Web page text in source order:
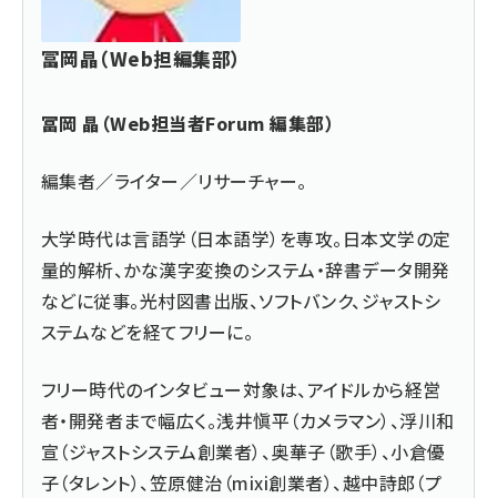
冨岡晶（Web担編集部）
冨岡 晶（Web担当者Forum 編集部）
編集者／ライター／リサーチャー。
大学時代は言語学（日本語学）を専攻。日本文学の定
量的解析、かな漢字変換のシステム・辞書データ開発
などに従事。光村図書出版、ソフトバンク、ジャストシ
ステムなどを経てフリーに。
フリー時代のインタビュー対象は、アイドルから経営
者・開発者まで幅広く。浅井愼平（カメラマン）、浮川和
宣（ジャストシステム創業者）、奥華子（歌手）、小倉優
子（タレント）、笠原健治（mixi創業者）、越中詩郎（プ